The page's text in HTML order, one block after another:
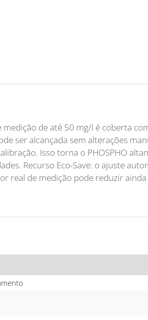
medição de até 50 mg/l é coberta
ser alcançada sem alterações
Isso torna o PHOSPHO
Recurso Eco-Save: o ajuste
real de medição pode reduzir